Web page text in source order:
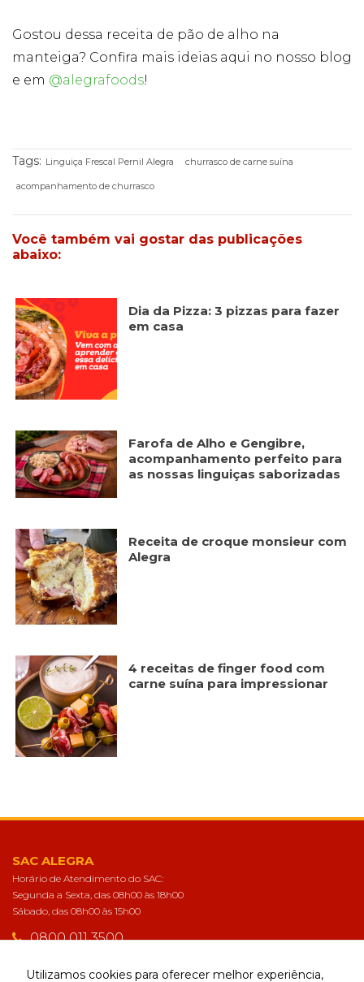
Gostou dessa receita de pão de alho na
manteiga? Confira mais ideias aqui no nosso blog
e em @alegrafoods!
Tags: Linguiça Frescal Pernil Alegra churrasco de carne suína
acompanhamento de churrasco
Você também vai gostar das publicações
abaixo:
Dia da Pizza: 3 pizzas para fazer
em casa
Farofa de Alho e Gengibre,
acompanhamento perfeito para
as nossas linguiças saborizadas
Receita de croque monsieur com
Alegra
4 receitas de finger food com
carne suína para impressionar
SAC ALEGRA
Horário de Atendimento do SAC:
Segunda a Sexta, das 08h00 às 18h00
Sábado, das 08h00 às 15h00
0800 011 3500
sac@alegra.com.br
Utilizamos cookies para oferecer melhor experiência,
ofertas